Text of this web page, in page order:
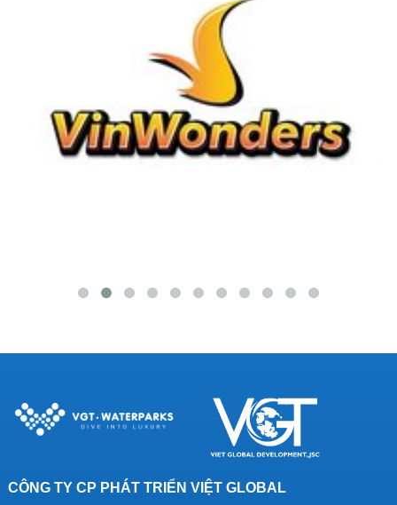
CÔNG TY CP PHÁT TRIỂN VIỆT GLOBAL